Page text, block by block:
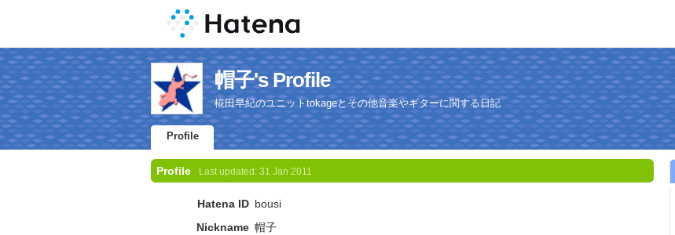
帽子's Profile
椛田早紀のユニットtokageとその他音楽やギターに関する日記
Profile
Profile Last updated: 31 Jan 2011
Hatena ID bousi
Nickname 帽子